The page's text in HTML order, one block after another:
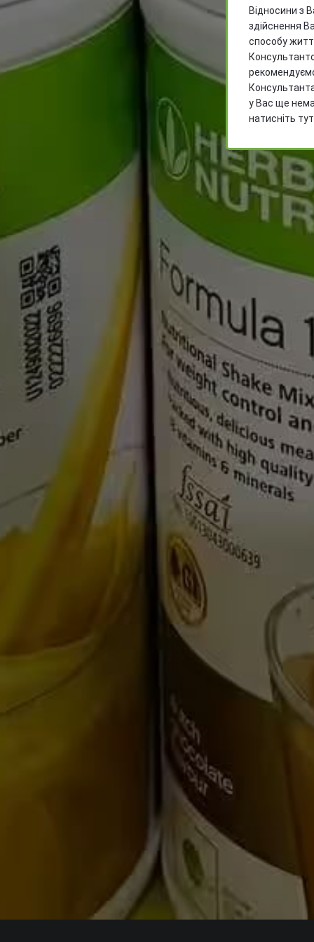
Відносини з
здійснення
способу
у Вас ще
натисніть